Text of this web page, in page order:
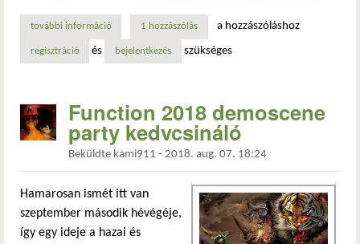
további információaugusztusban ismét árok party tartalommal kapcsolatosan
1 hozzászólás a hozzászóláshoz
regisztráció és bejelentkezés szükséges
Function 2018 demoscene
party kedvcsináló
Beküldte kami911 - 2018. aug. 07. 18:24
Hamarosan ismét itt van
szeptember második hévégéje,
így egy ideje a hazai és